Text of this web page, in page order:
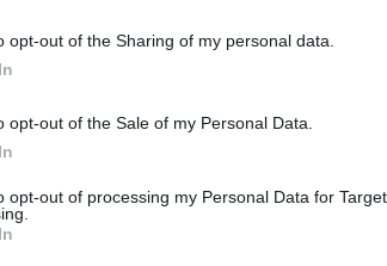
opt-out of the Sharing of my personal data.
opt-out of the Sale of my Personal Data.
opt-out of processing my Personal Data for
EGYIK
KONCESSZIÓK MEGSZERZÉSÉVEL.
MINT 70 REPÜLŐTÉR NAPI
A VINCI AIRPORTS.